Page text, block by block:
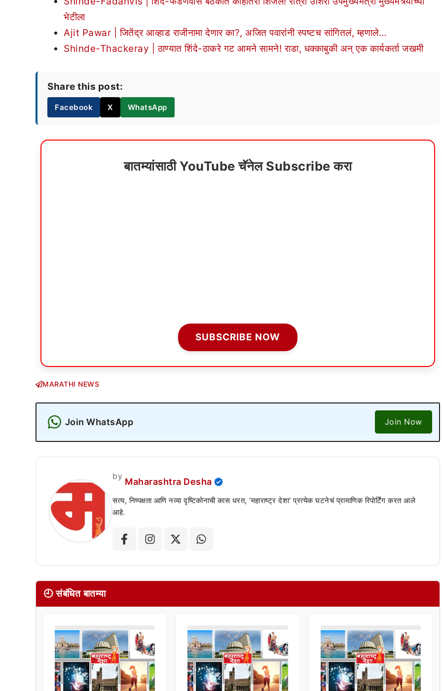
भेटीला
Ajit Pawar | जितेंद्र आव्हाड राजीनामा देणार का?, अजित पवारांनी स्पष्टच सांगितलं, म्हणाले…
Shinde-Thackeray | ठाण्यात शिंदे-ठाकरे गट आमने सामने! राडा, धक्काबुकी अन् एक कार्यकर्ता जखमी
Share this post:
Facebook X WhatsApp
बातम्यांसाठी YouTube चॅनेल Subscribe करा
SUBSCRIBE NOW
MARATHI NEWS
Join WhatsApp Join Now
by
Maharashtra Desha
सत्य, निष्पक्षता आणि नव्या दृष्टिकोनाची कास धरत, 'महाराष्ट्र देशा' प्रत्येक घटनेचं प्रामाणिक रिपोर्टिंग करत आले
आहे.
🕘 संबंधित बातम्या